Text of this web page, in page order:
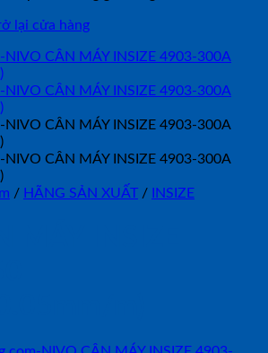
lại cửa hàng
/ HÃNG SẢN XUẤT / INSIZE